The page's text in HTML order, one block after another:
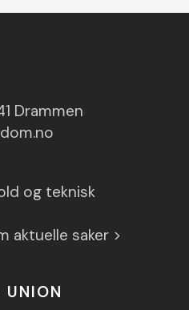
Drammen
og teknisk
aktuelle saker >
UNION